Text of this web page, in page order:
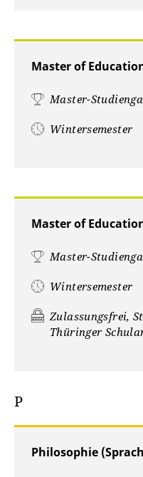
Master of
Master-
Wintersemester
Master of
Master-
Wintersemester
Zulassungsfrei,
Thüringer
P
Philosophie